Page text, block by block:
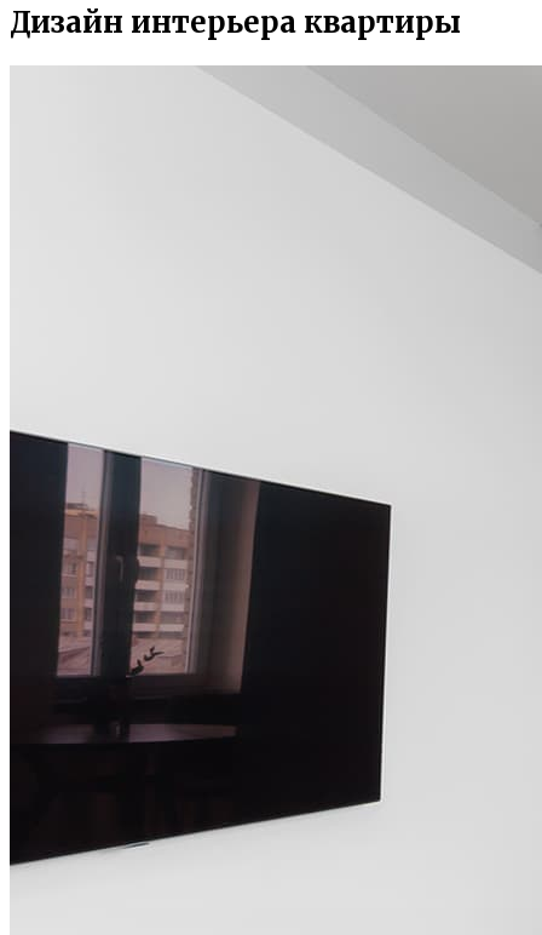
Дизайн интерьера квартиры